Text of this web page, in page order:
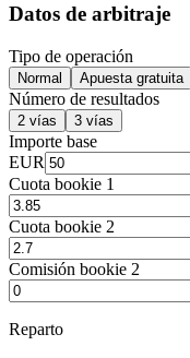
Datos de arbitraje
Tipo de operación
Normal Apuesta gratuita
Número de resultados
2 vías 3 vías
Importe base
EUR
Cuota bookie 1
Cuota bookie 2
Comisión bookie 2
Reparto